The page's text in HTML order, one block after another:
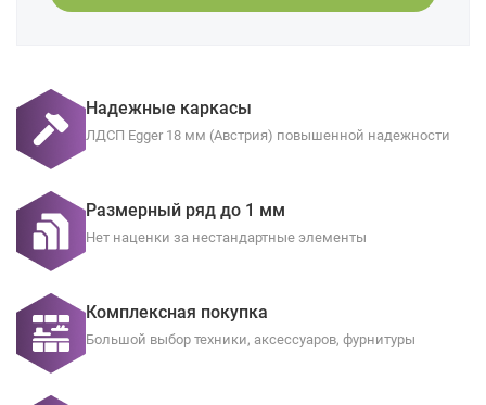
Надежные каркасы
ЛДСП Egger 18 мм (Австрия) повышенной надежности
Размерный ряд до 1 мм
Нет наценки за нестандартные элементы
Комплексная покупка
Большой выбор техники, аксессуаров, фурнитуры